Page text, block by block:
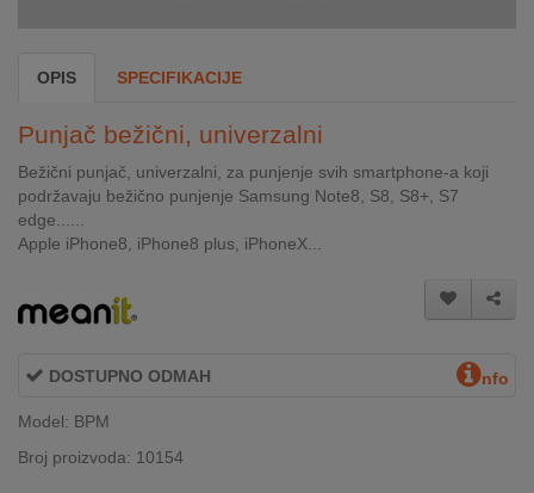
NOVO
U
PONUDI
KONTAKT
KUPOVINA
RATE
REKLAMACIJA
OPIS SPECIFIKACIJE
Punjač bežični, univerzalni
Bežični punjač, univerzalni, za punjenje svih smartphone-a koji
podržavaju bežično punjenje Samsung Note8, S8, S8+, S7
edge......
Apple iPhone8, iPhone8 plus, iPhoneX...
DOSTUPNO ODMAH nfo
Model: BPM
Broj proizvoda: 10154